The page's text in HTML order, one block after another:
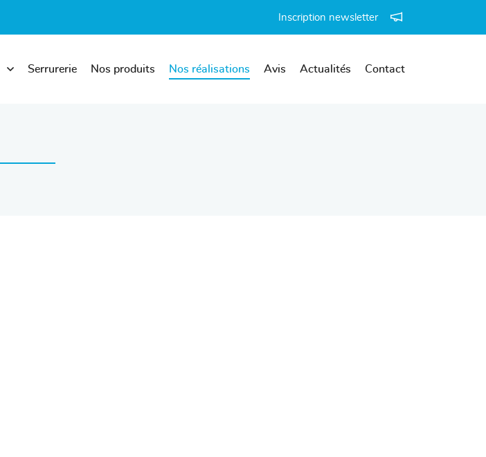
Inscription newsletter
Serrurerie Nos produits Nos réalisations Avis Actualités Contact